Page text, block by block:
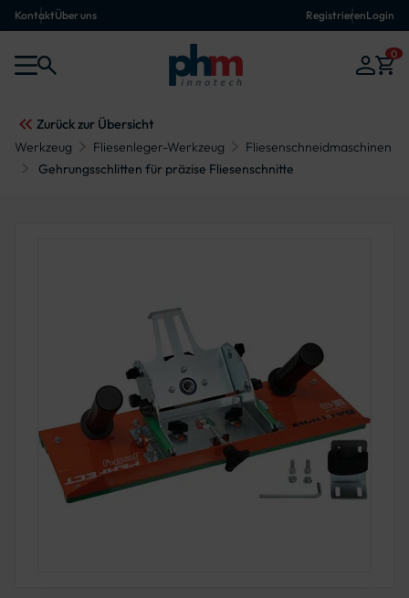
KontaktÜber uns RegistrierenLogin
0
Zurück zur Übersicht
Werkzeug
Fliesenleger-Werkzeug
Fliesenschneidmaschinen
Gehrungsschlitten für präzise Fliesenschnitte